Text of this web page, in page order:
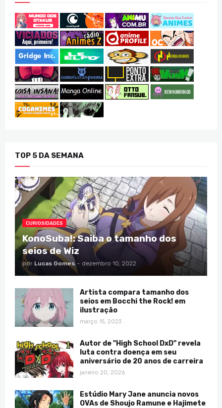
TOP 5 DA SEMANA
CURIOSIDADES
KonoSuba!: Saiba o tamanho dos
seios de Wiz
por Lucas Gomes - dezembro 10, 2022
Artista compara tamanho dos
seios em Bocchi the Rock! em
ilustração
março 15, 2023
Autor de "High School DxD" revela
luta contra doença em seu
aniversário de 20 anos de carreira
janeiro 20, 2026
Estúdio Mary Jane anuncia novos
OVAs de Shoujo Ramune e Hajimete